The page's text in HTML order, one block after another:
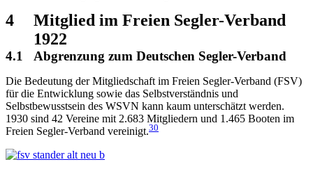
4
Mitglied im Freien Segler-Verband
1922
4.1 Abgrenzung zum Deutschen Segler-Verband
Die Bedeutung der Mitgliedschaft im Freien Segler-Verband (FSV)
für die Entwicklung sowie das Selbstverständnis und
Selbstbewusstsein des WSVN kann kaum unterschätzt werden.
1930 sind 42 Vereine mit 2.683 Mitgliedern und 1.465 Booten im
Freien Segler-Verband vereinigt.30